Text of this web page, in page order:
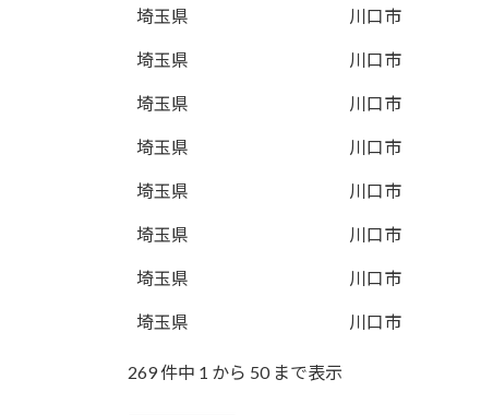
埼玉県 川口市
埼玉県 川口市
埼玉県 川口市
埼玉県 川口市
埼玉県 川口市
埼玉県 川口市
埼玉県 川口市
埼玉県 川口市
269 件中 1 から 50 まで表示